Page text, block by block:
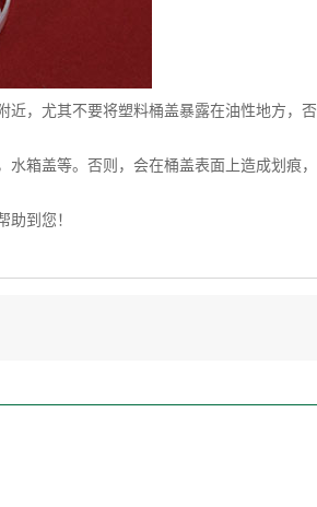
近，尤其不要将塑料桶盖暴露在油性地方，否
箱盖等。否则，会在桶盖表面上造成划痕，
到您！